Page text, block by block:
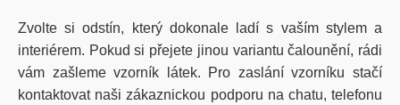
Zvolte si odstín, který dokonale ladí s vaším stylem a
interiérem. Pokud si přejete jinou variantu čalounění, rádi
vám zašleme vzorník látek. Pro zaslání vzorníku stačí
kontaktovat naši zákaznickou podporu na chatu, telefonu